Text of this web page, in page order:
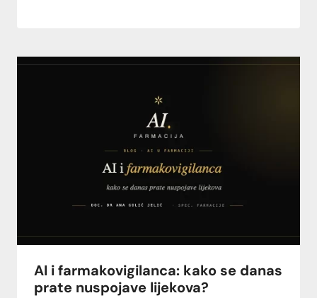
AI i farmakovigilanca: kako se danas
prate nuspojave lijekova?